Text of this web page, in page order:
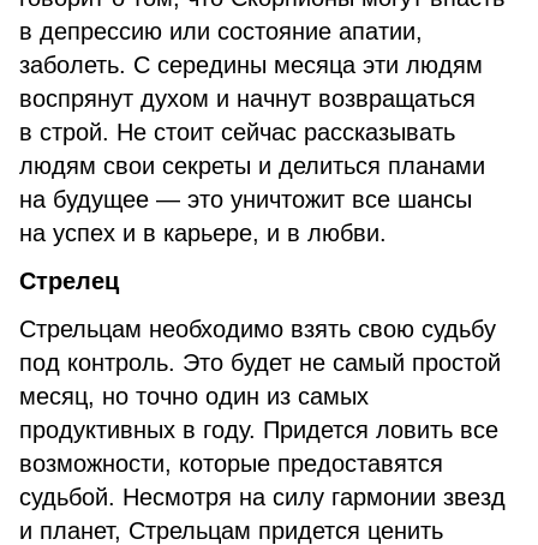
в депрессию или состояние апатии,
заболеть. С середины месяца эти людям
воспрянут духом и начнут возвращаться
в строй. Не стоит сейчас рассказывать
людям свои секреты и делиться планами
на будущее — это уничтожит все шансы
на успех и в карьере, и в любви.
Стрелец
Стрельцам необходимо взять свою судьбу
под контроль. Это будет не самый простой
месяц, но точно один из самых
продуктивных в году. Придется ловить все
возможности, которые предоставятся
судьбой. Несмотря на силу гармонии звезд
и планет, Стрельцам придется ценить